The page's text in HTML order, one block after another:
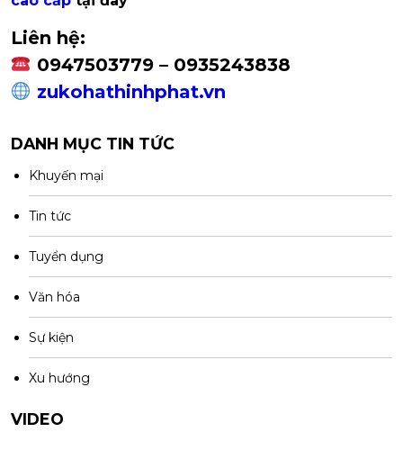
Liên hệ:
0947503779 – 0935243838
zukohathinhphat.vn
DANH MỤC TIN TỨC
Khuyến mại
Tin tức
Tuyển dụng
Văn hóa
Sự kiện
Xu hướng
VIDEO